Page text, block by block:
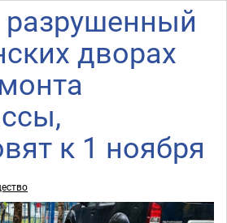
дворах
к 1 ноября